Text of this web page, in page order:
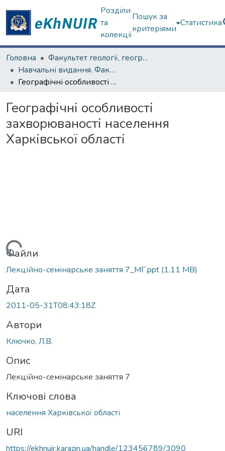
Розділи
та
колекції
Пошук за
критеріями
Статистика
Головна
Факультет геології, географіії, рекреації і туризму
Навчальні видання. Факультет геології, географіії, рекреації і туризму
Географічні особливості захворюваності населення Харківської області
Географічні особливості
захворюваності населення
Харківської області
Вантажиться...
Файли
Лекційно-семінарське заняття 7_МГ.ppt (1,11 MB)
Дата
2011-05-31T08:43:18Z
Автори
Ключко, Л.В.
Опис
Лекційно-семінарське заняття 7
Ключові слова
населення Харківської області
URI
https://ekhnuir.karazin.ua/handle/123456789/3090